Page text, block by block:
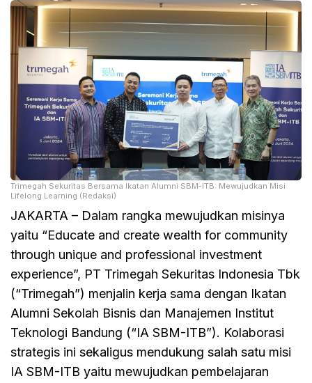
Trimegah Sekuritas Bersama Ikatan Alumni SBM-ITB: Mewujudkan Misi
Lifelong Learning (Redaksi)
JAKARTA – Dalam rangka mewujudkan misinya
yaitu “Educate and create wealth for community
through unique and professional investment
experience”, PT Trimegah Sekuritas Indonesia Tbk
(“Trimegah”) menjalin kerja sama dengan Ikatan
Alumni Sekolah Bisnis dan Manajemen Institut
Teknologi Bandung (“IA SBM-ITB”). Kolaborasi
strategis ini sekaligus mendukung salah satu misi
IA SBM-ITB yaitu mewujudkan pembelajaran